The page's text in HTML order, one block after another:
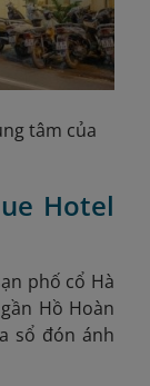
tâm của
Hotel
phố cổ Hà
Hồ Hoàn
sổ đón ánh